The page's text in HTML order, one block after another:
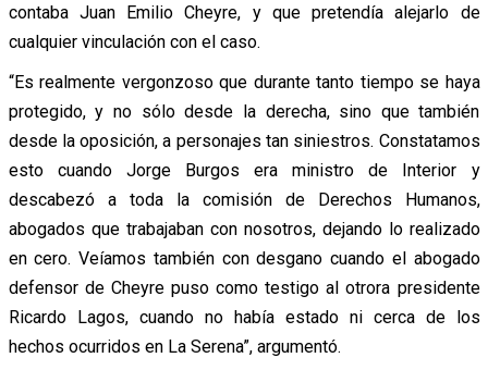
contaba Juan Emilio Cheyre, y que pretendía alejarlo de
cualquier vinculación con el caso.
“Es realmente vergonzoso que durante tanto tiempo se haya
protegido, y no sólo desde la derecha, sino que también
desde la oposición, a personajes tan siniestros. Constatamos
esto cuando Jorge Burgos era ministro de Interior y
descabezó a toda la comisión de Derechos Humanos,
abogados que trabajaban con nosotros, dejando lo realizado
en cero. Veíamos también con desgano cuando el abogado
defensor de Cheyre puso como testigo al otrora presidente
Ricardo Lagos, cuando no había estado ni cerca de los
hechos ocurridos en La Serena”, argumentó.